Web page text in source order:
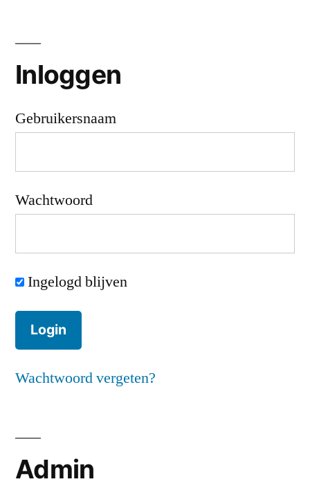
Inloggen
Gebruikersnaam
Wachtwoord
Ingelogd blijven
Wachtwoord vergeten?
Admin